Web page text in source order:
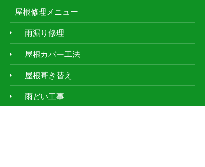
屋根修理メニュー
雨漏り修理
屋根カバー工法
屋根葺き替え
雨どい工事